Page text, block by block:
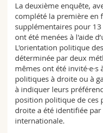
La deuxième enquête,
complété la première en
supplémentaires pour
ont été menées à l'aide
L'orientation politique
déterminée par deux
mêmes ont été
politiques à droite ou à
à indiquer leurs
position politique de ces
droite a été identifiée par
internationale.